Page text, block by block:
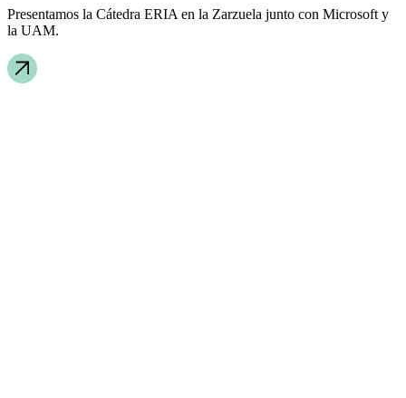
Presentamos la Cátedra ERIA en la Zarzuela junto con Microsoft y
la UAM.